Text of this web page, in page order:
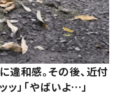
和感。その後、近付
」「やばいよ…」